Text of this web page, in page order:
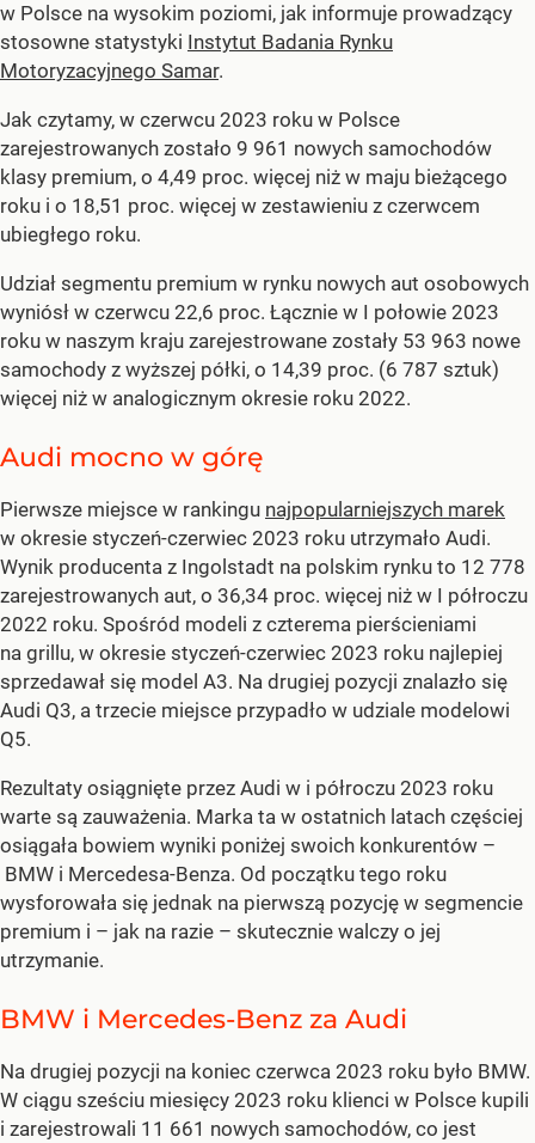
w Polsce na wysokim poziomi, jak informuje prowadzący
stosowne statystyki Instytut Badania Rynku
Motoryzacyjnego Samar.
Jak czytamy, w czerwcu 2023 roku w Polsce
zarejestrowanych zostało 9 961 nowych samochodów
klasy premium, o 4,49 proc. więcej niż w maju bieżącego
roku i o 18,51 proc. więcej w zestawieniu z czerwcem
ubiegłego roku.
Udział segmentu premium w rynku nowych aut osobowych
wyniósł w czerwcu 22,6 proc. Łącznie w I połowie 2023
roku w naszym kraju zarejestrowane zostały 53 963 nowe
samochody z wyższej półki, o 14,39 proc. (6 787 sztuk)
więcej niż w analogicznym okresie roku 2022.
Audi mocno w górę
Pierwsze miejsce w rankingu najpopularniejszych marek
w okresie styczeń-czerwiec 2023 roku utrzymało Audi.
Wynik producenta z Ingolstadt na polskim rynku to 12 778
zarejestrowanych aut, o 36,34 proc. więcej niż w I półroczu
2022 roku. Spośród modeli z czterema pierścieniami
na grillu, w okresie styczeń-czerwiec 2023 roku najlepiej
sprzedawał się model A3. Na drugiej pozycji znalazło się
Audi Q3, a trzecie miejsce przypadło w udziale modelowi
Q5.
Rezultaty osiągnięte przez Audi w i półroczu 2023 roku
warte są zauważenia. Marka ta w ostatnich latach częściej
osiągała bowiem wyniki poniżej swoich konkurentów –
BMW i Mercedesa-Benza. Od początku tego roku
wysforowała się jednak na pierwszą pozycję w segmencie
premium i – jak na razie – skutecznie walczy o jej
utrzymanie.
BMW i Mercedes-Benz za Audi
Na drugiej pozycji na koniec czerwca 2023 roku było BMW.
W ciągu sześciu miesięcy 2023 roku klienci w Polsce kupili
i zarejestrowali 11 661 nowych samochodów, co jest